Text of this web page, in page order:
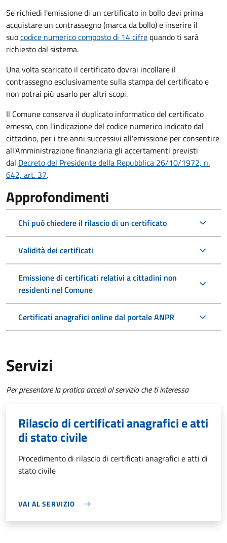
Se richiedi l'emissione di un certificato in bollo devi prima
acquistare un contrassegno (marca da bollo) e inserire il
suocodice numerico composto di 14 cifrequando ti sarà
richiesto dal sistema.
Una volta scaricato il certificato dovrai incollare il
contrassegno esclusivamente sulla stampa del certificato e
non potrai più usarlo per altri scopi.
Il Comune conserva il duplicato informatico del certificato
emesso, con l'indicazione del codice numerico indicato dal
cittadino, per i tre anni successivi all'emissione per consentire
all'Amministrazione finanziaria gli accertamenti previsti
dal Decreto del Presidente della Repubblica 26/10/1972, n.
642, art. 37.
Approfondimenti
Chi può chiedere il rilascio di un certificato
Validità dei certificati
Emissione di certificati relativi a cittadini non
residenti nel Comune
Certificati anagrafici online dal portale ANPR
Servizi
Per presentare la pratica accedi al servizio che ti interessa
Rilascio di certificati anagrafici e atti
di stato civile
Procedimento di rilascio di certificati anagrafici e atti di
stato civile
VAI AL SERVIZIO